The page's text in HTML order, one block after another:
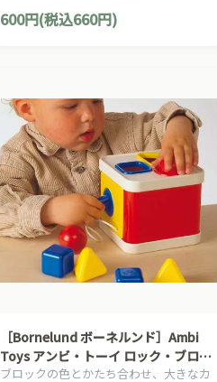
600円(税込660円)
［Bornelund ボーネルンド］Ambi
Toys アンビ・トーイ ロック・ブロッ
ク
ブロックの色とかたち合わせ、大きなカ